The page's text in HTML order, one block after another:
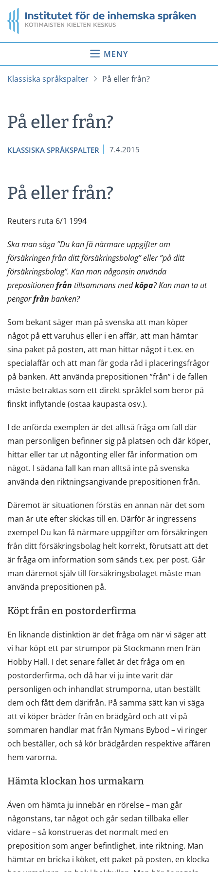
till
innehåll
Startsida
MENY
Klassiska språkspalter På eller från?
På eller från?
KLASSISKA SPRÅKSPALTER 7.4.2015
På eller från?
Reuters ruta 6/1 1994
Ska man säga ”Du kan få närmare uppgifter om
försäkringen från ditt försäkringsbolag” eller ”på ditt
försäkringsbolag”. Kan man någonsin använda
prepositionenfrån tillsammans medköpa? Kan man ta ut
pengarfrån banken?
Som bekant säger man på svenska att man köper
något på ett varuhus eller i en affär, att man hämtar
sina paket på posten, att man hittar något i t.ex. en
specialaffär och att man får goda råd i placeringsfrågor
på banken. Att använda prepositionen ”från” i de fallen
måste betraktas som ett direkt språkfel som beror på
finskt inflytande (ostaa kaupasta osv.).
I de anförda exemplen är det alltså fråga om fall där
man personligen befinner sig på platsen och där köper,
hittar eller tar ut någonting eller får information om
något. I sådana fall kan man alltså inte på svenska
använda den riktningsangivande prepositionen från.
Däremot är situationen förstås en annan när det som
man är ute efter skickas till en. Därför är ingressens
exempel Du kan få närmare uppgifter om försäkringen
från ditt försäkringsbolag helt korrekt, förutsatt att det
är fråga om information som sänds t.ex. per post. Går
man däremot själv till försäkringsbolaget måste man
använda prepositionen på.
Köpt från en postorderfirma
En liknande distinktion är det fråga om när vi säger att
vi har köpt ett par strumpor på Stockmann men från
Hobby Hall. I det senare fallet är det fråga om en
postorderfirma, och då har vi ju inte varit där
personligen och inhandlat strumporna, utan beställt
dem och fått dem därifrån. På samma sätt kan vi säga
att vi köper bräder från en brädgård och att vi på
sommaren handlar mat från Nymans Bybod – vi ringer
och beställer, och så kör brädgården respektive affären
hem varorna.
Hämta klockan hos urmakarn
Även om hämta ju innebär en rörelse – man går
någonstans, tar något och går sedan tillbaka eller
vidare – så konstrueras det normalt med en
preposition som anger befintlighet, inte riktning. Man
hämtar en bricka i köket, ett paket på posten, en klocka